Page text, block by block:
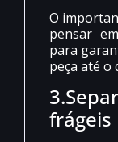
O
pensar
para
peça até o
frágeis